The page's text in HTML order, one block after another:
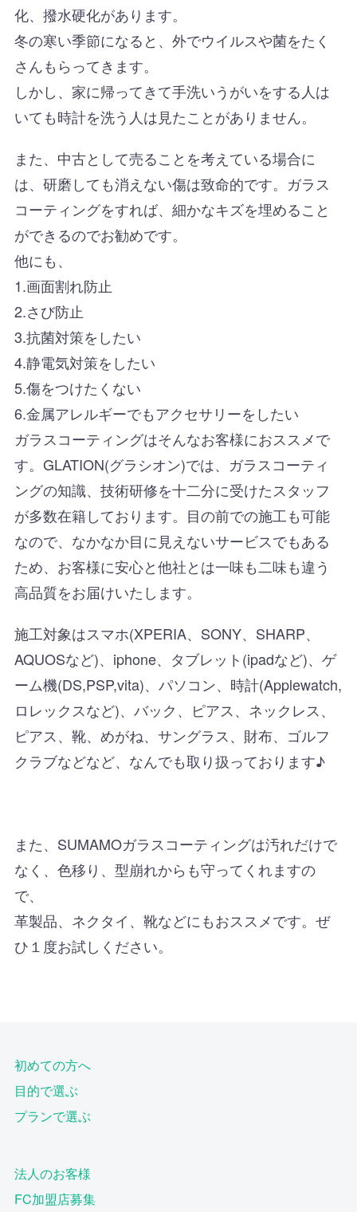
化、撥水硬化があります。
冬の寒い季節になると、外でウイルスや菌をたく
さんもらってきます。
しかし、家に帰ってきて手洗いうがいをする人は
いても時計を洗う人は見たことがありません。
また、中古として売ることを考えている場合に
は、研磨しても消えない傷は致命的です。ガラス
コーティングをすれば、細かなキズを埋めること
ができるのでお勧めです。
他にも、
1.画面割れ防止
2.さび防止
3.抗菌対策をしたい
4.静電気対策をしたい
5.傷をつけたくない
6.金属アレルギーでもアクセサリーをしたい
ガラスコーティングはそんなお客様におススメで
す。GLATION(グラシオン)では、ガラスコーティ
ングの知識、技術研修を十二分に受けたスタッフ
が多数在籍しております。目の前での施工も可能
なので、なかなか目に見えないサービスでもある
ため、お客様に安心と他社とは一味も二味も違う
高品質をお届けいたします。
施工対象はスマホ(XPERIA、SONY、SHARP、
AQUOSなど)、iphone、タブレット(ipadなど)、ゲ
ーム機(DS,PSP,vita)、パソコン、時計(Applewatch,
ロレックスなど)、バック、ピアス、ネックレス、
ピアス、靴、めがね、サングラス、財布、ゴルフ
クラブなどなど、なんでも取り扱っております♪
また、SUMAMOガラスコーティングは汚れだけで
なく、色移り、型崩れからも守ってくれますの
で、
革製品、ネクタイ、靴などにもおススメです。ぜ
ひ１度お試しください。
初めての方へ
目的で選ぶ
プランで選ぶ
法人のお客様
FC加盟店募集